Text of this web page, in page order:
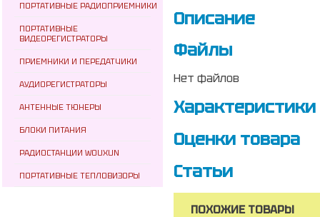
ПОРТАТИВНЫЕ РАДИОПРИЕМНИКИ
ПОРТАТИВНЫЕ
ВИДЕОРЕГИСТРАТОРЫ
ПРИЕМНИКИ И ПЕРЕДАТЧИКИ
АУДИОРЕГИСТРАТОРЫ
АНТЕННЫЕ ТЮНЕРЫ
БЛОКИ ПИТАНИЯ
РАДИОСТАНЦИИ WOUXUN
ПОРТАТИВНЫЕ ТЕПЛОВИЗОРЫ
Описание
Файлы
Нет файлов
Характеристики
Оценки товара
Статьи
ПОХОЖИЕ ТОВАРЫ